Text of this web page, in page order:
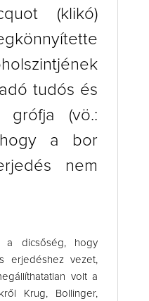
(klikó)
tudós és
grófja (vö.:
hogy a bor
nem
a dicsőség, hogy
erjedéshez vezet,
volt a
Krug, Bollinger,